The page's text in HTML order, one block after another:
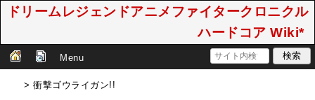
ドリームレジェンドアニメファイタークロニクル
ハードコア Wiki*
Menu
> 衝撃ゴウライガン!!